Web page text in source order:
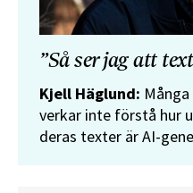
”Så ser jag att
Kjell Häglund:
verkar inte förstå hur
deras texter är AI-